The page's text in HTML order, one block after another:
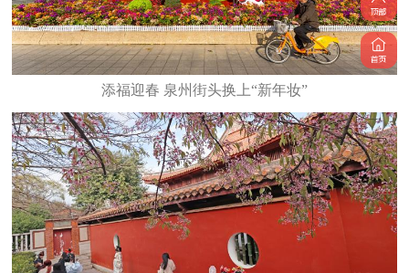
添福迎春 泉州街头换上“新年妆”